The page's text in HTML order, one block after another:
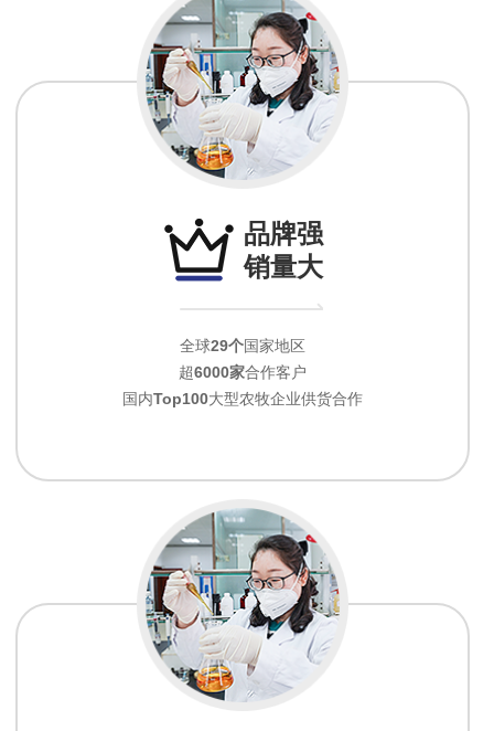
品牌强
销量大
全球29个国家地区
超6000家合作客户
国内Top100大型农牧企业供货合作